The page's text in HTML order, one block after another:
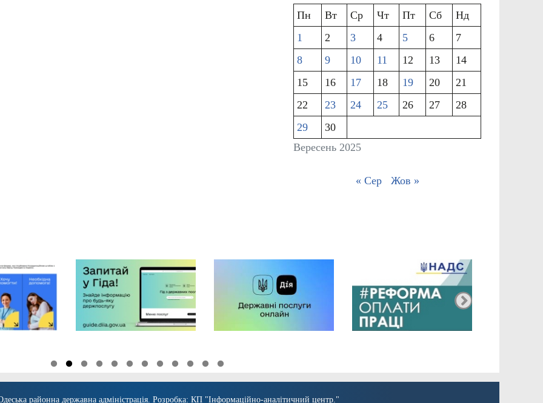
Вересень 2025
Пн Вт Ср Чт Пт Сб
Нд
1
2 3 4 5 6
7
8
9 10 11 12 13
14
15
16 17 18 19 20
21
22
23 24 25 26 27
28
29
30
« Сер Жов »
районна державна адміністрація . Розробка: КП "Інформаційно-аналітичний центр."